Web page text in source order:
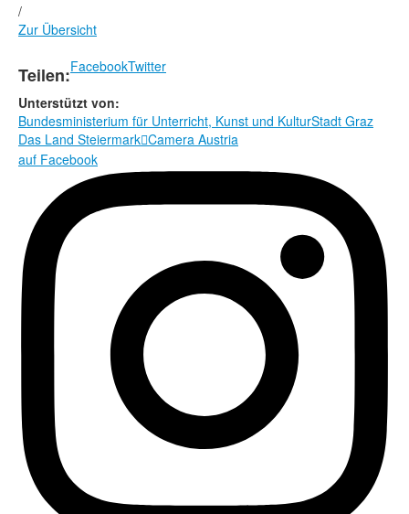
/
Zur Übersicht
Teilen:FacebookTwitter
Unterstützt von:
Bundesministerium für Unterricht, Kunst und KulturStadt Graz
Das Land SteiermarkCamera Austria
auf Facebook